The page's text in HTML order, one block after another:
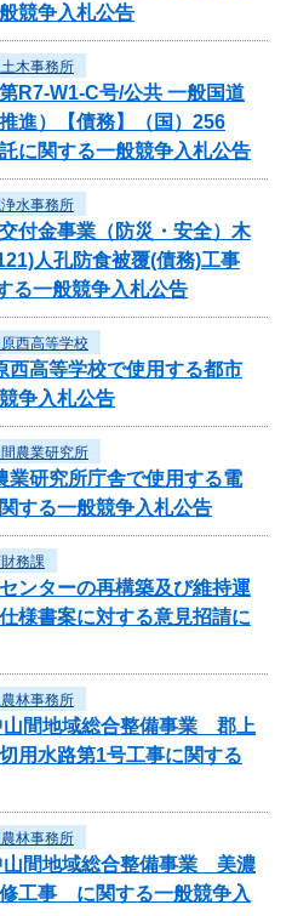
競争入札公告
木事務所
R7-W1-C号/公共 一般国道
進）【債務】（国）256
に関する一般競争入札公告
水事務所
付金事業（防災・安全）木
人孔防食被覆(債務)工事
る一般競争入札公告
西高等学校
西高等学校で使用する都市
争入札公告
農業研究所
業研究所庁舎で使用する電
する一般競争入札公告
務課
ンターの再構築及び維持運
様書案に対する意見招請に
林事務所
山間地域総合整備事業 郡上
用水路第1号工事に関する
林事務所
山間地域総合整備事業 美濃
工事 に関する一般競争入